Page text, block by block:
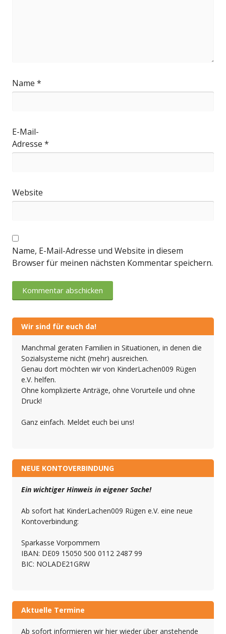
Name *
E-Mail-
Adresse *
Website
Name, E-Mail-Adresse und Website in diesem
Browser für meinen nächsten Kommentar speichern.
Wir sind für euch da!
Manchmal geraten Familien in Situationen, in denen die
Sozialsysteme nicht (mehr) ausreichen.
Genau dort möchten wir von KinderLachen009 Rügen
e.V. helfen.
Ohne komplizierte Anträge, ohne Vorurteile und ohne
Druck!
Ganz einfach. Meldet euch bei uns!
NEUE KONTOVERBINDUNG
Ein wichtiger Hinweis in eigener Sache!
Ab sofort hat KinderLachen009 Rügen e.V. eine neue
Kontoverbindung:
Sparkasse Vorpommern
IBAN: DE09 15050 500 0112 2487 99
BIC: NOLADE21GRW
Aktuelle Termine
Ab sofort informieren wir hier wieder über anstehende